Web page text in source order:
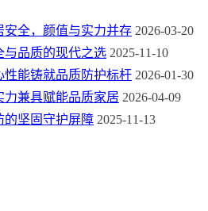
安全，颜值与实力并存 2026-03-20
与品质的现代之选 2025-11-10
性能铸就品质防护标杆 2026-01-30
力兼具赋能品质家居 2026-04-09
的坚固守护屏障 2025-11-13